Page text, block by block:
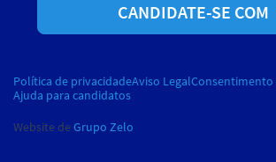
CANDIDATE-SE COM
Política de privacidadeAviso LegalConsentimento
Ajuda para candidatos
Website de Grupo Zelo